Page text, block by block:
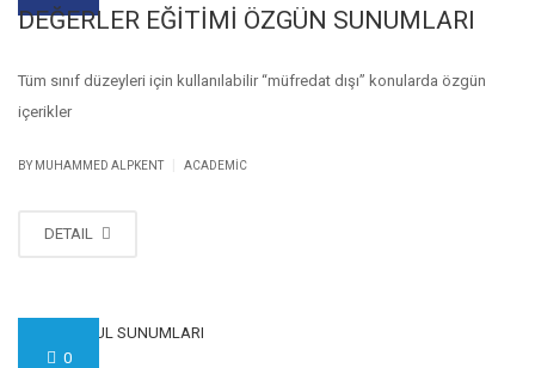
DEĞERLER EĞİTİMİ ÖZGÜN SUNUMLARI
Tüm sınıf düzeyleri için kullanılabilir “müfredat dışı” konularda özgün
içerikler
BY MUHAMMED ALPKENT ACADEMIC
DETAIL
0